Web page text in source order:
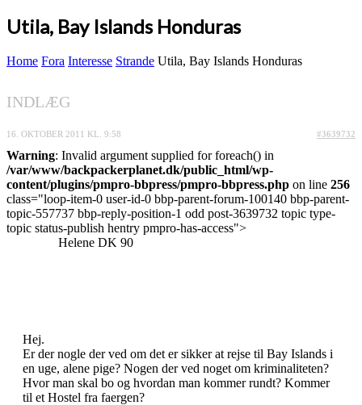
Utila, Bay Islands Honduras
Home Fora Interesse Strande Utila, Bay Islands Honduras
INDLÆG
16. OKTOBER 2011 KL. 9:58 #3639732
Warning: Invalid argument supplied for foreach() in
/var/www/backpackerplanet.dk/public_html/wp-
content/plugins/pmpro-bbpress/pmpro-bbpress.php on line 256
class="loop-item-0 user-id-0 bbp-parent-forum-100140 bbp-parent-
topic-557737 bbp-reply-position-1 odd post-3639732 topic type-
topic status-publish hentry pmpro-has-access">
Helene DK 90
Hej.
Er der nogle der ved om det er sikker at rejse til Bay Islands i
en uge, alene pige? Nogen der ved noget om kriminaliteten?
Hvor man skal bo og hvordan man kommer rundt? Kommer
til et Hostel fra faergen?